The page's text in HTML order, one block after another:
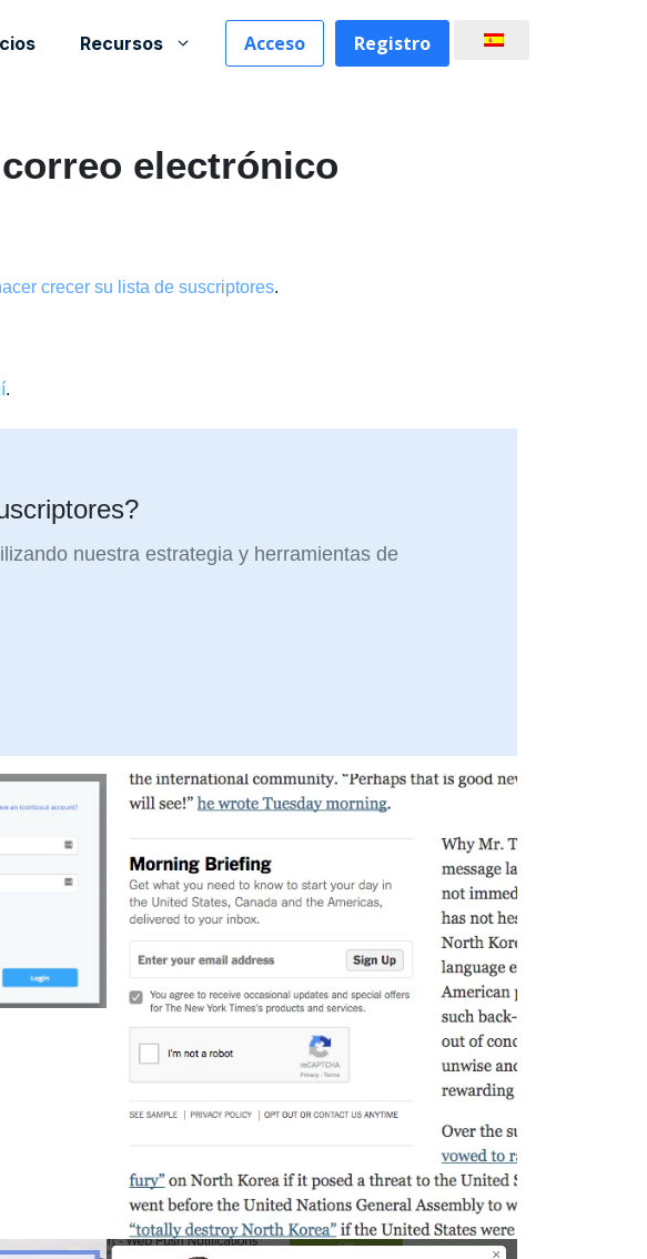
Recursos Acceso Registro
electrónico
crecer su lista de suscriptores.
.
nuestra estrategia y herramientas de